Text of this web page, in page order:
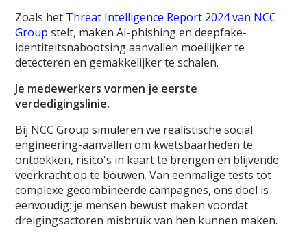
Zoals het Threat Intelligence Report 2024 van NCC
Group stelt, maken AI-phishing en deepfake-
identiteitsnabootsing aanvallen moeilijker te
detecteren en gemakkelijker te schalen.
Je medewerkers vormen je eerste
verdedigingslinie.
Bij NCC Group simuleren we realistische social
engineering-aanvallen om kwetsbaarheden te
ontdekken, risico's in kaart te brengen en blijvende
veerkracht op te bouwen. Van eenmalige tests tot
complexe gecombineerde campagnes, ons doel is
eenvoudig: je mensen bewust maken voordat
dreigingsactoren misbruik van hen kunnen maken.